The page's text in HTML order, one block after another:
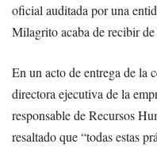
oficial auditada por una
Milagrito acaba de recibir
En un acto de entrega de la
directora ejecutiva de la
responsable de Recursos
resaltado que “todas estas